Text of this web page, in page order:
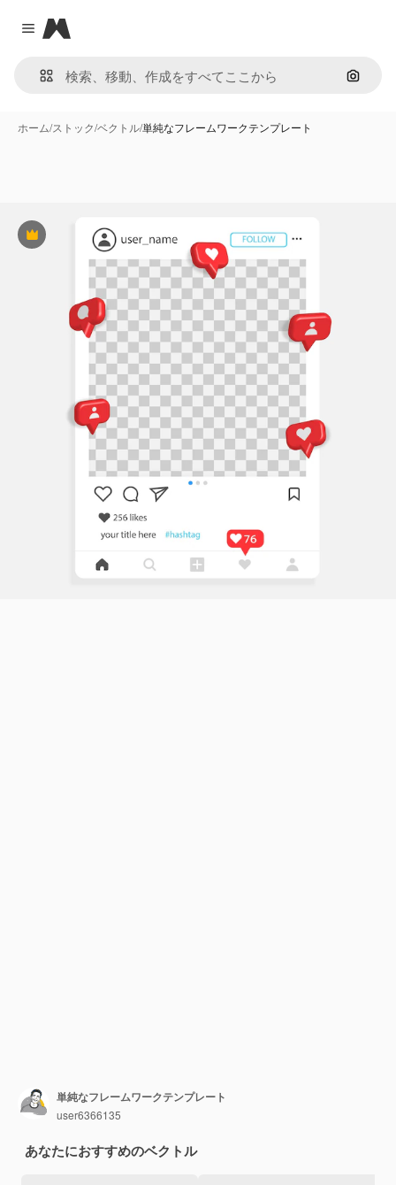
Close menu
Magnific
画像で
ホーム/ストック/ベクトル/単純なフレームワークテンプレート
Premium
単純なフレームワークテンプレート
user6366135
あなたにおすすめのベクトル